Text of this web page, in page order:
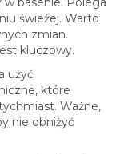
świeżej. Warto
zmian.
kluczowy.
użyć
które
Ważne,
nie obniżyć